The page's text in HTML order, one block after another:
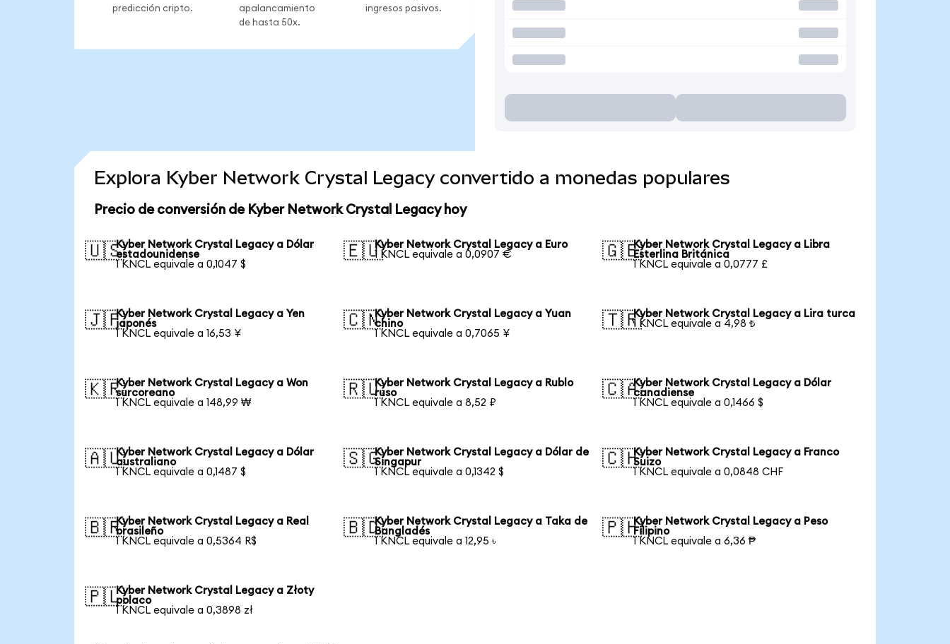
predicción cripto.
apalancamiento
de hasta 50x.
ingresos pasivos.
Explora Kyber Network Crystal Legacy convertido a monedas populares
Precio de conversión de Kyber Network Crystal Legacy hoy
🇺🇸Kyber Network Crystal Legacy a Dólar
estadounidense
1 KNCL equivale a 0,1047 $
🇪🇺Kyber Network Crystal Legacy a Euro
1 KNCL equivale a 0,0907 €
🇬🇧Kyber Network Crystal Legacy a Libra
Esterlina Británica
1 KNCL equivale a 0,0777 £
🇯🇵Kyber Network Crystal Legacy a Yen
japonés
1 KNCL equivale a 16,53 ¥
🇨🇳Kyber Network Crystal Legacy a Yuan
chino
1 KNCL equivale a 0,7065 ¥
🇹🇷Kyber Network Crystal Legacy a Lira turca
1 KNCL equivale a 4,98 ₺
🇰🇷Kyber Network Crystal Legacy a Won
surcoreano
1 KNCL equivale a 148,99 ₩
🇷🇺Kyber Network Crystal Legacy a Rublo
ruso
1 KNCL equivale a 8,52 ₽
🇨🇦Kyber Network Crystal Legacy a Dólar
canadiense
1 KNCL equivale a 0,1466 $
🇦🇺Kyber Network Crystal Legacy a Dólar
australiano
1 KNCL equivale a 0,1487 $
🇸🇬Kyber Network Crystal Legacy a Dólar de
Singapur
1 KNCL equivale a 0,1342 $
🇨🇭Kyber Network Crystal Legacy a Franco
Suizo
1 KNCL equivale a 0,0848 CHF
🇧🇷Kyber Network Crystal Legacy a Real
brasileño
1 KNCL equivale a 0,5364 R$
🇧🇩Kyber Network Crystal Legacy a Taka de
Bangladés
1 KNCL equivale a 12,95 ৳
🇵🇭Kyber Network Crystal Legacy a Peso
Filipino
1 KNCL equivale a 6,36 ₱
🇵🇱Kyber Network Crystal Legacy a Złoty
polaco
1 KNCL equivale a 0,3898 zł